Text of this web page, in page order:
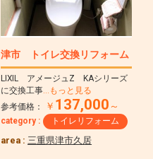
津市 トイレ交換リフォーム
LIXIL アメージュZ KAシリーズ
に交換工事 …もっと見る
参考価格：
￥ 137,000 ～
category : トイレリフォーム
area :三重県津市久居